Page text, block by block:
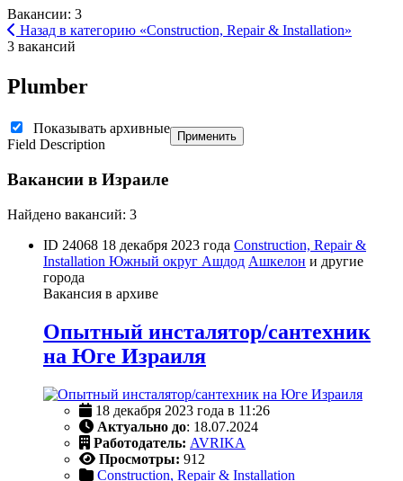
Вакансии: 3
Назад в категорию «Construction, Repair & Installation»
3 вакансий
Plumber
Показывать архивные
Field Description
Применить
Вакансии в Израиле
Найдено вакансий: 3
ID 24068 18 декабря 2023 года Construction, Repair &
Installation Южный округ Ашдод Ашкелон и другие
города
Вакансия в архиве
Опытный инсталятор/сантехник
на Юге Израиля
18 декабря 2023 года в 11:26
Актуально до: 18.07.2024
Работодатель: AVRIKA
Просмотры: 912
Construction, Repair & Installation